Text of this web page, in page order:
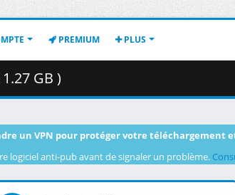
PREMIUM PLUS
GB )
un VPN pour protéger votre téléchargement
logiciel anti-pub avant de signaler un problème.